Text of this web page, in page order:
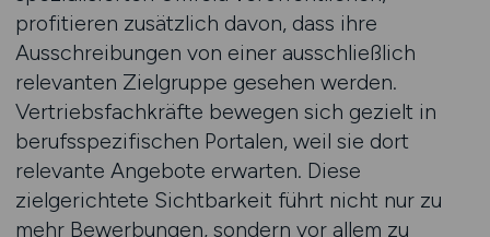
profitieren zusätzlich davon, dass ihre
Ausschreibungen von einer ausschließlich
relevanten Zielgruppe gesehen werden.
Vertriebsfachkräfte bewegen sich gezielt in
berufsspezifischen Portalen, weil sie dort
relevante Angebote erwarten. Diese
zielgerichtete Sichtbarkeit führt nicht nur zu
mehr Bewerbungen, sondern vor allem zu